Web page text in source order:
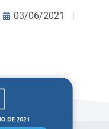
03/06/2021